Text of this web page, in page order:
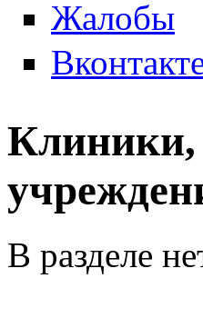
Жалобы
Клиники,
В разделе